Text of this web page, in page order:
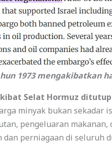
1973 mengakibatkan
Selat Hormuz ditutup
minyak bukan sekadar
pengeluaran
perniagaan di seluruh